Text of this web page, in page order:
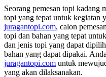
Seorang pemesan topi kadang
topi yang tepat untuk kegiatan
juragantopi.com, calon
topi dan bahan yang tepat
dan jenis topi yang dapat
bahan yang dapat dipakai.
juragantopi.com untuk
yang akan dilaksanakan.